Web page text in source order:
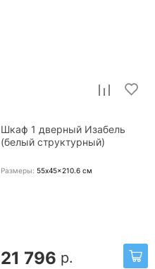
Шкаф 1 дверный Изабель
(белый структурный)
Размеры: 55x45x210.6 см
21 796 р.